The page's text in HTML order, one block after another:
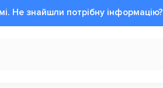
Не знайшли потрібну інформацію?